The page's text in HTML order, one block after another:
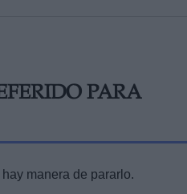
PARA
manera de pararlo.